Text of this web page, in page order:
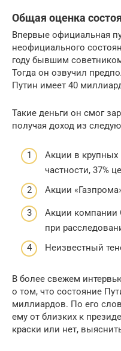
Общая оценка
Впервые официальная
неофициального
году бывшим
Тогда он озвучил
Путин имеет 40
Такие деньги он смог
получая доход из
Акции в крупных
частности, 37%
Акции
Акции компании
при
Неизвестный
В более свежем
о том, что состояние
миллиардов. По его
ему от близких к
краски или нет,